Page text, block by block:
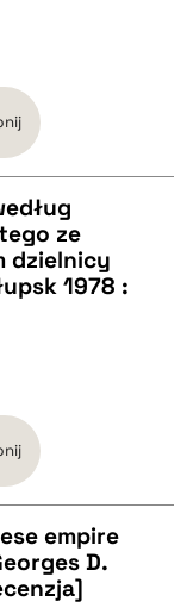
ze
dzielnicy
1978 :
empire
D.